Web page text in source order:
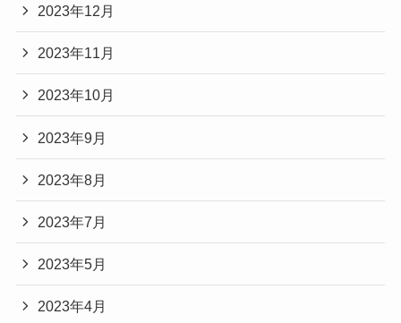
2023年12月
2023年11月
2023年10月
2023年9月
2023年8月
2023年7月
2023年5月
2023年4月